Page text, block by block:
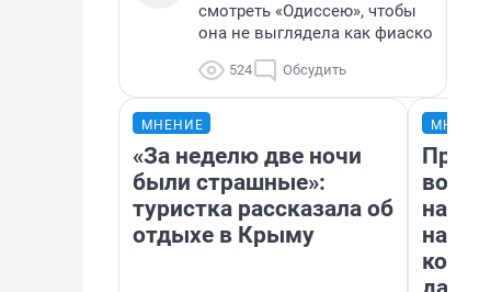
смотреть «Одиссею», чтобы
она не выглядела как фиаско
524 Обсудить
МНЕНИЕ
«За неделю две ночи
были страшные»:
туристка рассказала об
отдыхе в Крыму
нам